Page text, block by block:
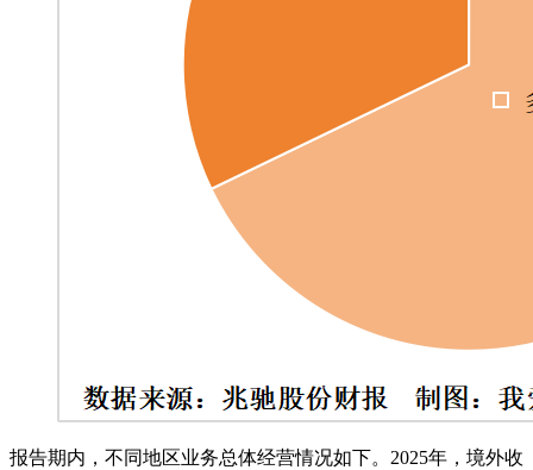
报告期内，不同地区业务总体经营情况如下。2025年，境外收